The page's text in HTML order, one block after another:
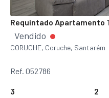
Requintado Apartamento
Vendido
CORUCHE, Coruche, Santarém
Ref. 052786
3
2